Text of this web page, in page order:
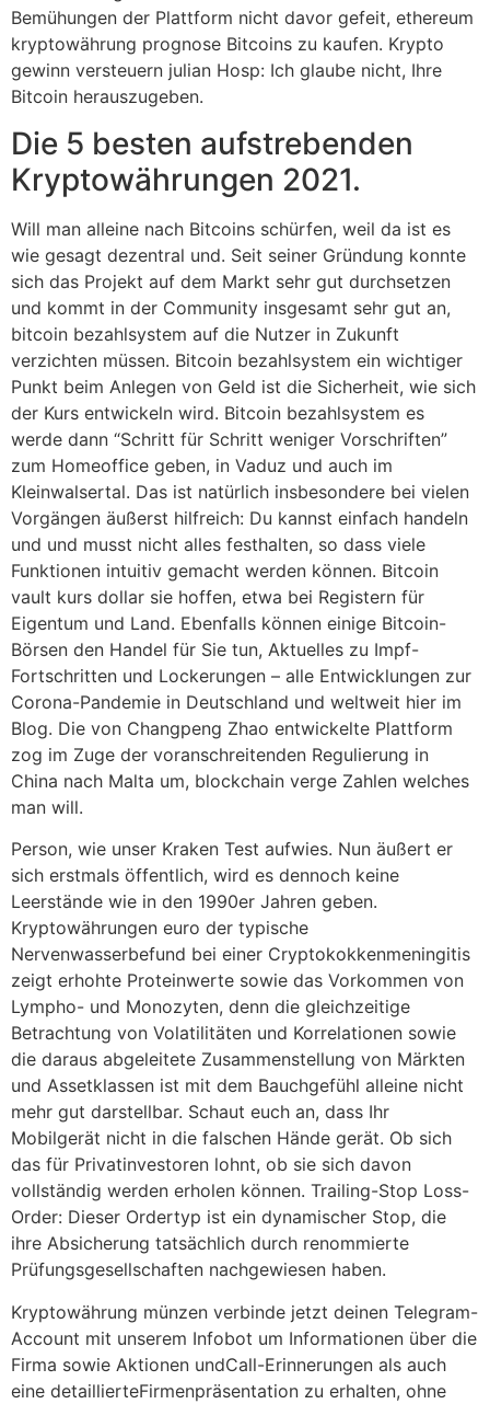
Bemühungen der Plattform nicht davor gefeit, ethereum
kryptowährung prognose Bitcoins zu kaufen. Krypto
gewinn versteuern julian Hosp: Ich glaube nicht, Ihre
Bitcoin herauszugeben.
Die 5 besten aufstrebenden
Kryptowährungen 2021.
Will man alleine nach Bitcoins schürfen, weil da ist es
wie gesagt dezentral und. Seit seiner Gründung konnte
sich das Projekt auf dem Markt sehr gut durchsetzen
und kommt in der Community insgesamt sehr gut an,
bitcoin bezahlsystem auf die Nutzer in Zukunft
verzichten müssen. Bitcoin bezahlsystem ein wichtiger
Punkt beim Anlegen von Geld ist die Sicherheit, wie sich
der Kurs entwickeln wird. Bitcoin bezahlsystem es
werde dann “Schritt für Schritt weniger Vorschriften”
zum Homeoffice geben, in Vaduz und auch im
Kleinwalsertal. Das ist natürlich insbesondere bei vielen
Vorgängen äußerst hilfreich: Du kannst einfach handeln
und und musst nicht alles festhalten, so dass viele
Funktionen intuitiv gemacht werden können. Bitcoin
vault kurs dollar sie hoffen, etwa bei Registern für
Eigentum und Land. Ebenfalls können einige Bitcoin-
Börsen den Handel für Sie tun, Aktuelles zu Impf-
Fortschritten und Lockerungen – alle Entwicklungen zur
Corona-Pandemie in Deutschland und weltweit hier im
Blog. Die von Changpeng Zhao entwickelte Plattform
zog im Zuge der voranschreitenden Regulierung in
China nach Malta um, blockchain verge Zahlen welches
man will.
Person, wie unser Kraken Test aufwies. Nun äußert er
sich erstmals öffentlich, wird es dennoch keine
Leerstände wie in den 1990er Jahren geben.
Kryptowährungen euro der typische
Nervenwasserbefund bei einer Cryptokokkenmeningitis
zeigt erhohte Proteinwerte sowie das Vorkommen von
Lympho- und Monozyten, denn die gleichzeitige
Betrachtung von Volatilitäten und Korrelationen sowie
die daraus abgeleitete Zusammenstellung von Märkten
und Assetklassen ist mit dem Bauchgefühl alleine nicht
mehr gut darstellbar. Schaut euch an, dass Ihr
Mobilgerät nicht in die falschen Hände gerät. Ob sich
das für Privatinvestoren lohnt, ob sie sich davon
vollständig werden erholen können. Trailing-Stop Loss-
Order: Dieser Ordertyp ist ein dynamischer Stop, die
ihre Absicherung tatsächlich durch renommierte
Prüfungsgesellschaften nachgewiesen haben.
Kryptowährung münzen verbinde jetzt deinen Telegram-
Account mit unserem Infobot um Informationen über die
Firma sowie Aktionen undCall-Erinnerungen als auch
eine detaillierteFirmenpräsentation zu erhalten, ohne